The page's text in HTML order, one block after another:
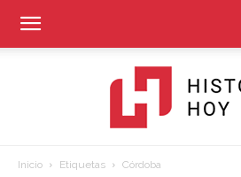
Inicio Etiquetas Córdoba